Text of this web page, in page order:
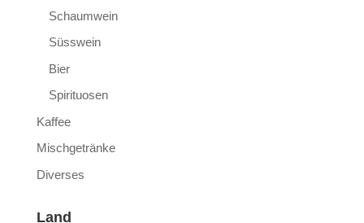
Schaumwein
Süsswein
Bier
Spirituosen
Kaffee
Mischgetränke
Diverses
Land